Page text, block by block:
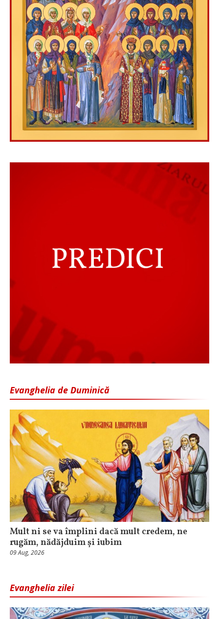
Evanghelia de Duminică
Mult ni se va împlini dacă mult credem, ne
rugăm, nădăjduim și iubim
09 Aug, 2026
Evanghelia zilei